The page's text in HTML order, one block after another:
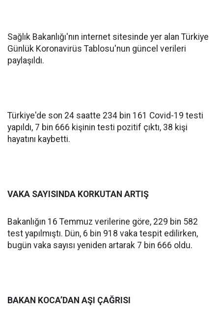
Sağlık Bakanlığı'nın internet sitesinde yer alan Türkiye
Günlük Koronavirüs Tablosu'nun güncel verileri
paylaşıldı.
Türkiye'de son 24 saatte 234 bin 161 Covid-19 testi
yapıldı, 7 bin 666 kişinin testi pozitif çıktı, 38 kişi
hayatını kaybetti.
VAKA SAYISINDA KORKUTAN ARTIŞ
Bakanlığın 16 Temmuz verilerine göre, 229 bin 582
test yapılmıştı. Dün, 6 bin 918 vaka tespit edilirken,
bugün vaka sayısı yeniden artarak 7 bin 666 oldu.
BAKAN KOCA’DAN AŞI ÇAĞRISI